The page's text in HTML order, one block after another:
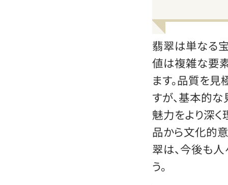
翡翠は単なる
値は複雑な要
ます。品質を
すが、基本的
魅力をより深く
品から文化的
翠は、今後も
う。